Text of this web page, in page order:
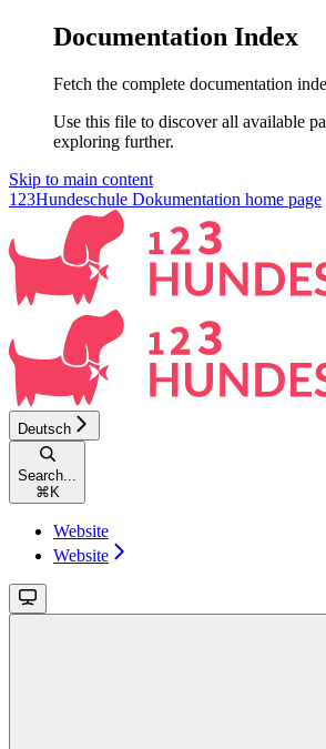
Documentation Index
Fetch the complete documentation
Use this file to discover all available
exploring further.
Skip to main content
123Hundeschule Dokumentation home page
Deutsch
Search...
⌘ K
Website
Website